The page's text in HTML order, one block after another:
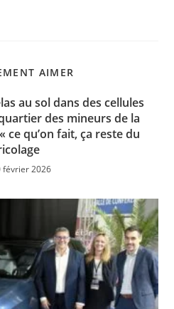
AIMER
au sol dans des cellules
des mineurs de la
ce qu’on fait, ça reste du
février 2026